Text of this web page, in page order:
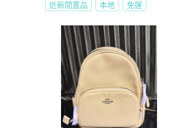
近新閒置品 本地 免運